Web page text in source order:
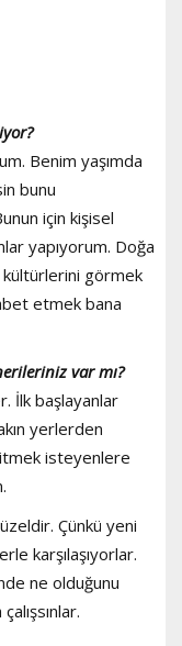
Benim yaşımda
bunu
için kişisel
yapıyorum. Doğa
görmek
etmek bana
var mı?
İlk başlayanlar
yerlerden
isteyenlere
Çünkü yeni
karşılaşıyorlar.
ne olduğunu